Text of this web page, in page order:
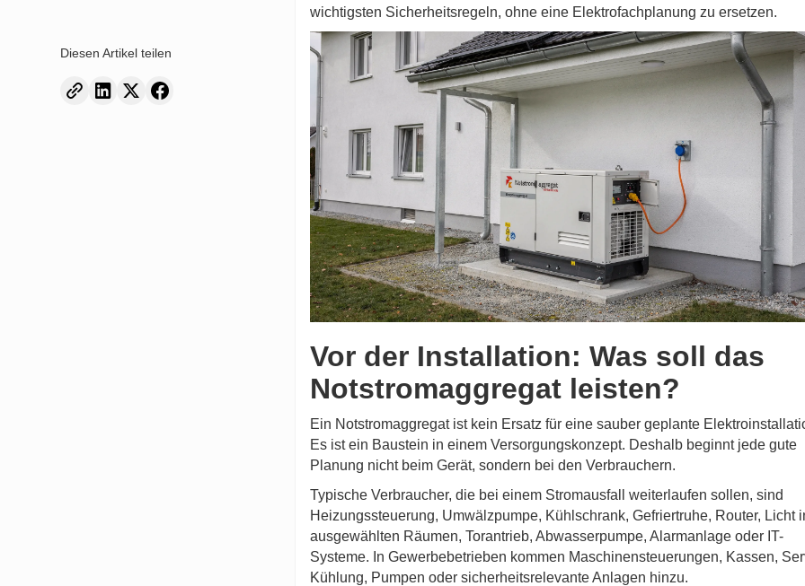
Diesen Artikel teilen
wichtigsten Sicherheitsregeln, ohne eine Elektrofachplanung zu ersetzen.
Vor der Installation: Was soll das
Notstromaggregat leisten?
Ein Notstromaggregat ist kein Ersatz für eine sauber geplante
Es ist ein Baustein in einem Versorgungskonzept. Deshalb beginnt jede gute
Planung nicht beim Gerät, sondern bei den Verbrauchern.
Typische Verbraucher, die bei einem Stromausfall weiterlaufen sollen, sind
Heizungssteuerung, Umwälzpumpe, Kühlschrank, Gefriertruhe, Router, Licht
ausgewählten Räumen, Torantrieb, Abwasserpumpe, Alarmanlage oder IT-
Systeme. In Gewerbebetrieben kommen Maschinensteuerungen, Kassen,
Kühlung, Pumpen oder sicherheitsrelevante Anlagen hinzu.